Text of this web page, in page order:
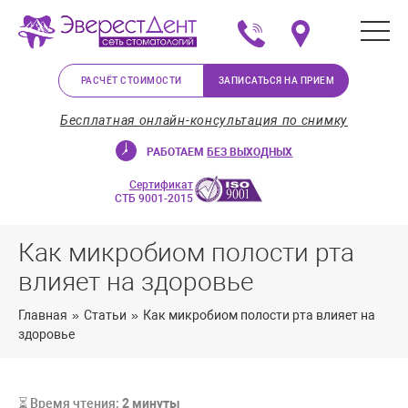
+375 (29) 623-72-37
Мы на карте в
РАСЧЁТ СТОИМОСТИ ЗАПИСАТЬСЯ НА ПРИЕМ
Бесплатная онлайн-консультация по снимку
Сертификат
СТБ 9001-2015
РАБОТАЕМБЕЗ ВЫХОДНЫХ
Как микробиом полости рта
влияет на здоровье
Главная » Статьи » Как микробиом полости рта влияет на
здоровье
⏳ Время чтения: 2 минуты